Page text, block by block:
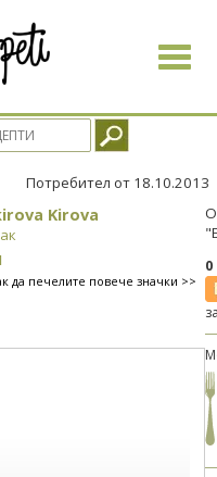
Toggle
Потребител от 18.10.2013
Kirova
да печелите повече значки >>